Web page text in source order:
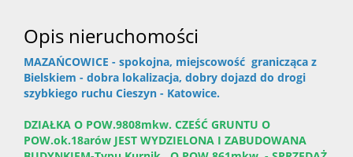
Opis nieruchomości
MAZAŃCOWICE - spokojna, miejscowość granicząca z
Bielskiem - dobra lokalizacja, dobry dojazd do drogi
szybkiego ruchu Cieszyn - Katowice.
DZIAŁKA O POW.9808mkw. CZEŚĆ GRUNTU O
POW.ok.18arów JEST WYDZIELONA I ZABUDOWANA